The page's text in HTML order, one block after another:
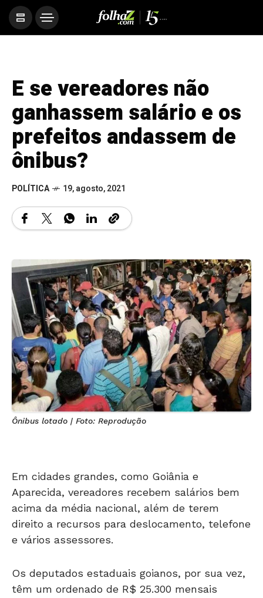
E se vereadores não
ganhassem salário e os
prefeitos andassem de
ônibus?
POLÍTICA 19, agosto, 2021
Ônibus lotado | Foto: Reprodução
Em cidades grandes, como Goiânia e
Aparecida, vereadores recebem salários bem
acima da média nacional, além de terem
direito a recursos para deslocamento, telefone
e vários assessores.
Os deputados estaduais goianos, por sua vez,
têm um ordenado de R$ 25.300 mensais